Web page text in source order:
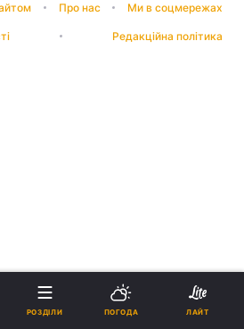
Про нас Ми в соцмережах
Редакційна політика
РОЗДІЛИ ПОГОДА ЛАЙТ